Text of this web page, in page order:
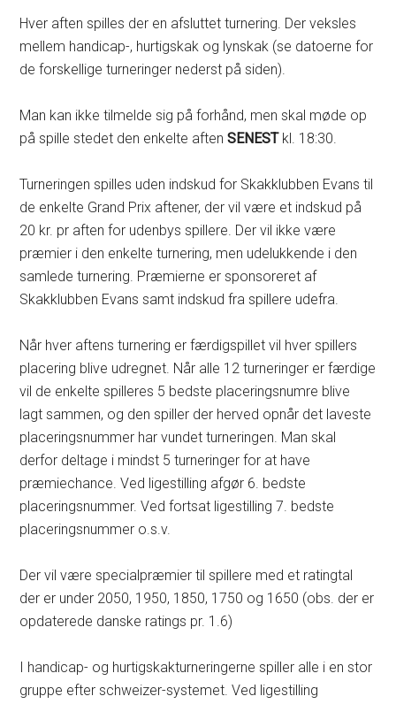
Hver aften spilles der en afsluttet turnering. Der veksles
mellem handicap-, hurtigskak og lynskak (se datoerne for
de forskellige turneringer nederst på siden).
Man kan ikke tilmelde sig på forhånd, men skal møde op
på spille stedet den enkelte aftenSENESTkl. 18:30.
Turneringen spilles uden indskud for Skakklubben Evans til
de enkelte Grand Prix aftener, der vil være et indskud på
20 kr. pr aften for udenbys spillere. Der vil ikke være
præmier i den enkelte turnering, men udelukkende i den
samlede turnering. Præmierne er sponsoreret af
Skakklubben Evans samt indskud fra spillere udefra.
Når hver aftens turnering er færdigspillet vil hver spillers
placering blive udregnet. Når alle 12 turneringer er færdige
vil de enkelte spilleres 5 bedste placeringsnumre blive
lagt sammen, og den spiller der herved opnår det laveste
placeringsnummer har vundet turneringen. Man skal
derfor deltage i mindst 5 turneringer for at have
præmiechance. Ved ligestilling afgør 6. bedste
placeringsnummer. Ved fortsat ligestilling 7. bedste
placeringsnummer o.s.v.
Der vil være specialpræmier til spillere med et ratingtal
der er under 2050, 1950, 1850, 1750 og 1650 (obs. der er
opdaterede danske ratings pr. 1.6)
I handicap- og hurtigskakturneringerne spiller alle i en stor
gruppe efter schweizer-systemet. Ved ligestilling